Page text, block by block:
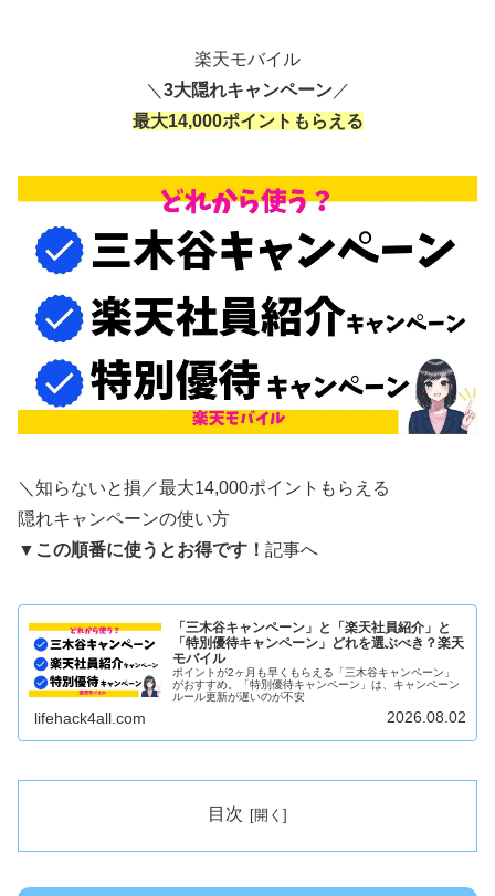
楽天モバイル
＼ 3大隠れキャンペーン／
最大14,000ポイントもらえる
＼知らないと損／最大14,000ポイントもらえる
隠れキャンペーンの使い方
▼ この順番に使うとお得です！ 記事へ
「三木谷キャンペーン」と「楽天社員紹介」と
「特別優待キャンペーン」どれを選ぶべき？楽天
モバイル
ポイントが2ヶ月も早くもらえる「三木谷キャンペーン」
がおすすめ。「特別優待キャンペーン」は、キャンペーン
ルール更新が遅いのが不安
lifehack4all.com 2026.08.02
目次